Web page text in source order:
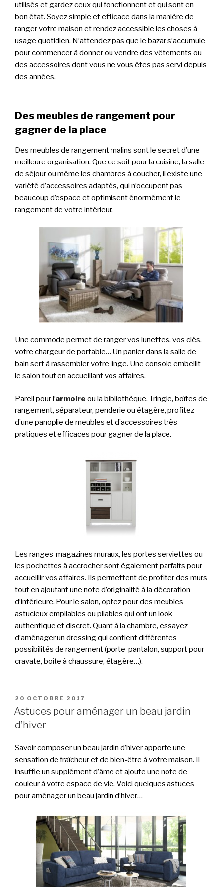
utilisés et gardez ceux qui fonctionnent et qui sont en
bon état. Soyez simple et efficace dans la manière de
ranger votre maison et rendez accessible les choses à
usage quotidien. N’attendez pas que le bazar s’accumule
pour commencer à donner ou vendre des vêtements ou
des accessoires dont vous ne vous êtes pas servi depuis
des années.
Des meubles de rangement pour
gagner de la place
Des meubles de rangement malins sont le secret d’une
meilleure organisation. Que ce soit pour la cuisine, la salle
de séjour ou même les chambres à coucher, il existe une
variété d’accessoires adaptés, qui n’occupent pas
beaucoup d’espace et optimisent énormément le
rangement de votre intérieur.
Une commode permet de ranger vos lunettes, vos clés,
votre chargeur de portable… Un panier dans la salle de
bain sert à rassembler votre linge. Une console embellit
le salon tout en accueillant vos affaires.
Pareil pour l’armoire ou la bibliothèque. Tringle, boîtes de
rangement, séparateur, penderie ou étagère, profitez
d’une panoplie de meubles et d’accessoires très
pratiques et efficaces pour gagner de la place.
Les ranges-magazines muraux, les portes serviettes ou
les pochettes à accrocher sont également parfaits pour
accueillir vos affaires. Ils permettent de profiter des murs
tout en ajoutant une note d’originalité à la décoration
d’intérieure. Pour le salon, optez pour des meubles
astucieux empilables ou pliables qui ont un look
authentique et discret. Quant à la chambre, essayez
d’aménager un dressing qui contient différentes
possibilités de rangement (porte-pantalon, support pour
cravate, boîte à chaussure, étagère…).
PUBLIÉ
LE
20 OCTOBRE 2017
Astuces pour aménager un beau jardin
d’hiver
Savoir composer un beau jardin d’hiver apporte une
sensation de fraîcheur et de bien-être à votre maison. Il
insuffle un supplément d’âme et ajoute une note de
couleur à votre espace de vie. Voici quelques astuces
pour aménager un beau jardin d’hiver…